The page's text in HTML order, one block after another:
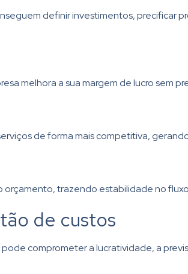
definir investimentos, precificar
melhora a sua margem de lucro sem
de forma mais competitiva,
trazendo estabilidade no
de custos
comprometer a lucratividade, a